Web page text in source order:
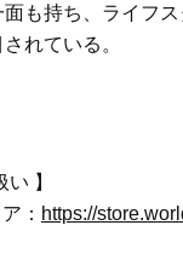
も持ち、ライフ
れている。
】
： https://